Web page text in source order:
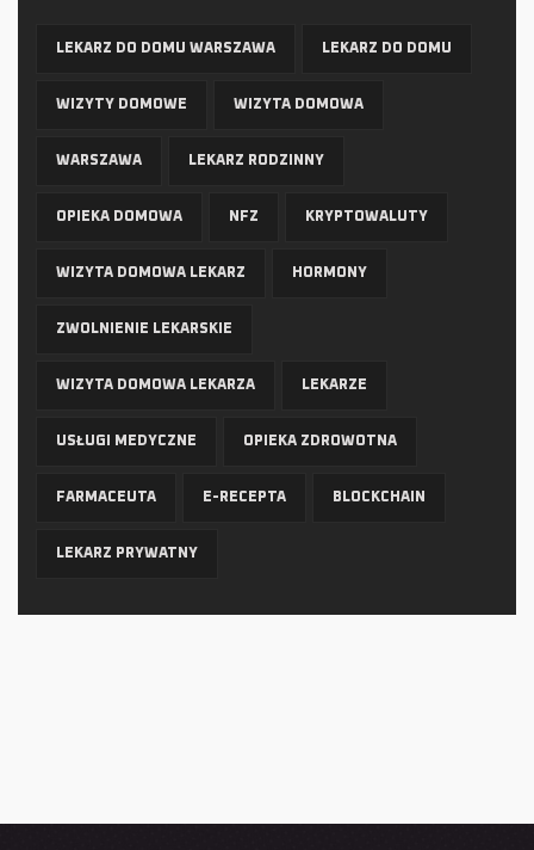
LEKARZ DO DOMU WARSZAWA LEKARZ DO DOMU
WIZYTY DOMOWE WIZYTA DOMOWA
WARSZAWA LEKARZ RODZINNY
OPIEKA DOMOWA NFZ KRYPTOWALUTY
WIZYTA DOMOWA LEKARZ HORMONY
ZWOLNIENIE LEKARSKIE
WIZYTA DOMOWA LEKARZA LEKARZE
USŁUGI MEDYCZNE OPIEKA ZDROWOTNA
FARMACEUTA E-RECEPTA BLOCKCHAIN
LEKARZ PRYWATNY